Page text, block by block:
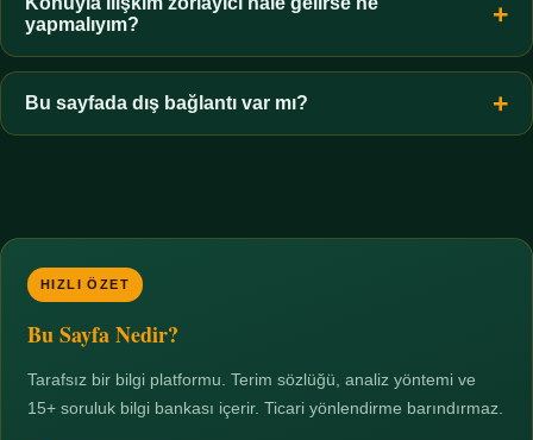
zorunluluktur.
yapmalıyım?
Zaman sınırı koyun, harcadığınız süreyi ölçün ve gerekirse
profesyonel destek alın. Türkiye'de ücretsiz danışma hatları
mevcuttur; yardım istemek güçlü bir adımdır.
Bu sayfada dış bağlantı var mı?
HIZLI ÖZET
Bu Sayfa Nedir?
Tarafsız bir bilgi platformu. Terim sözlüğü, analiz yöntemi ve
15+ soruluk bilgi bankası içerir. Ticari yönlendirme barındırmaz.